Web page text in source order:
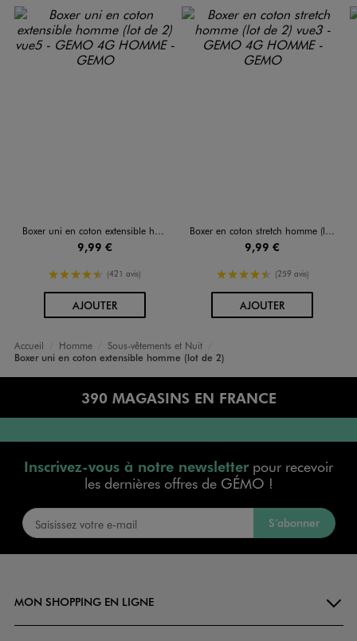
Boxer uni en coton extensible homme (lot de 2)
9,99 €
4.5/5 de moyenne
(421 avis)
AJOUTERAU PANIER
Boxer en coton stretch homme (lot de 2)
9,99 €
4.5/5 de moyenne
(259 avis)
AJOUTERAU PANIER
Accueil Homme
Sous-vêtements et Nuit
Boxer uni en coton extensible homme (lot de 2)
390 MAGASINS EN FRANCE
Inscrivez-vous à notre newsletterpour recevoir
les dernières offres de GÉMO !
S’abonner
MON SHOPPING EN LIGNE